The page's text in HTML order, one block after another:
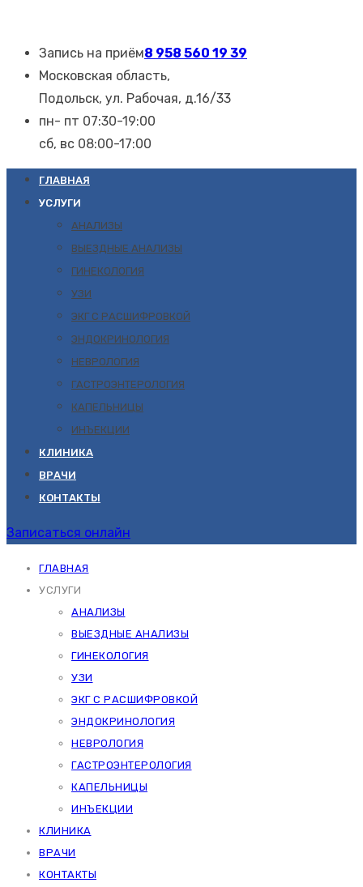
Запись на приём8 958 560 19 39
Московская область,
Подольск, ул. Рабочая, д.16/33
пн- пт 07:30-19:00
сб, вс 08:00-17:00
ГЛАВНАЯ
УСЛУГИ
АНАЛИЗЫ
ВЫЕЗДНЫЕ АНАЛИЗЫ
ГИНЕКОЛОГИЯ
УЗИ
ЭКГ С РАСШИФРОВКОЙ
ЭНДОКРИНОЛОГИЯ
НЕВРОЛОГИЯ
ГАСТРОЭНТЕРОЛОГИЯ
КАПЕЛЬНИЦЫ
ИНЪЕКЦИИ
КЛИНИКА
ВРАЧИ
КОНТАКТЫ
Записаться онлайн
ГЛАВНАЯ
УСЛУГИ
АНАЛИЗЫ
ВЫЕЗДНЫЕ АНАЛИЗЫ
ГИНЕКОЛОГИЯ
УЗИ
ЭКГ С РАСШИФРОВКОЙ
ЭНДОКРИНОЛОГИЯ
НЕВРОЛОГИЯ
ГАСТРОЭНТЕРОЛОГИЯ
КАПЕЛЬНИЦЫ
ИНЪЕКЦИИ
КЛИНИКА
ВРАЧИ
КОНТАКТЫ